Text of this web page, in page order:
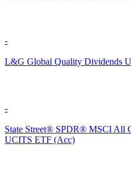
-
L&G Global Quality Dividends
-
State Street® SPDR® MSCI All
UCITS ETF (Acc)